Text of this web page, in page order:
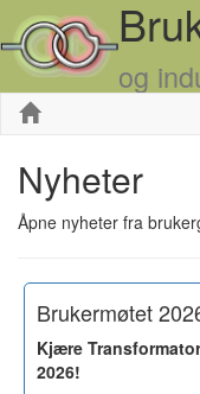
og
Nyheter
Åpne nyheter fra
Brukermøtet
Kjære
2026!